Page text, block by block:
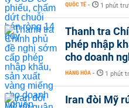
QUỐC TẾ - 1 phút
Thanh tra
phép nhập
cho doanh
HÀNG HÓA - 1 phút
Iran đòi Mỹ